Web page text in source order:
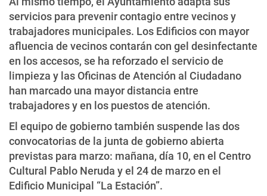
servicios para prevenir contagio entre vecinos y
trabajadores municipales. Los Edificios con mayor
afluencia de vecinos contarán con gel desinfectante
en los accesos, se ha reforzado el servicio de
limpieza y las Oficinas de Atención al Ciudadano
han marcado una mayor distancia entre
trabajadores y en los puestos de atención.
El equipo de gobierno también suspende las dos
convocatorias de la junta de gobierno abierta
previstas para marzo: mañana, día 10, en el Centro
Cultural Pablo Neruda y el 24 de marzo en el
Edificio Municipal “La Estación”.